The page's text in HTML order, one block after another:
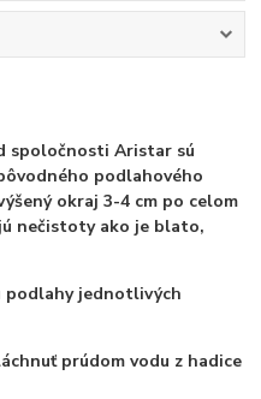
spoločnosti Aristar sú
podlahového
okraj 3-4 cm po celom
nečistoty ako je blato,
podlahy jednotlivých
prúdom vodu z hadice